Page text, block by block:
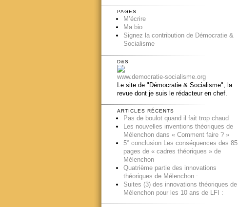
PAGES
M’écrire
Ma bio
Signez la contribution de Démocratie &
Socialisme
D&S
www.democratie-socialisme.org
Le site de "Démocratie & Socialisme", la
revue dont je suis le rédacteur en chef.
ARTICLES RÉCENTS
Pas de boulot quand il fait trop chaud
Les nouvelles inventions théoriques de
Mélenchon dans « Comment faire ? »
5° conclusion Les conséquences des 85
pages de « cadres théoriques » de
Mélenchon
Quatrième partie des innovations
théoriques de Mélenchon :
Suites (3) des innovations théoriques de
Mélenchon pour les 10 ans de LFI :